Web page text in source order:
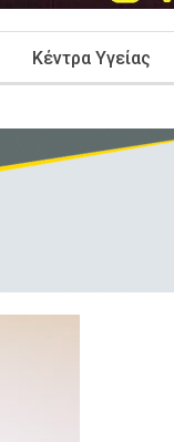
Κέντρα Υγείας